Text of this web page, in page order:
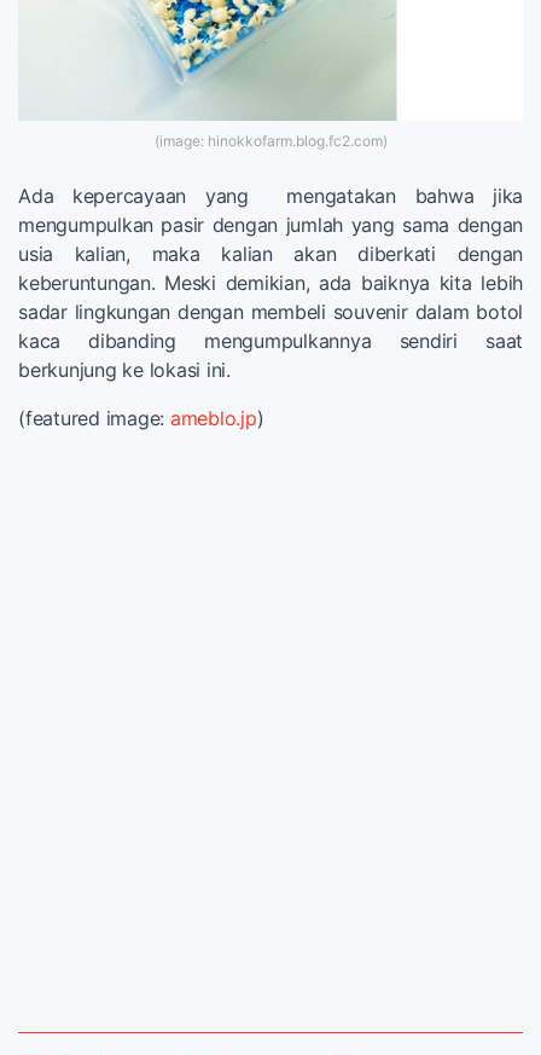
(image: hinokkofarm.blog.fc2.com)
Ada kepercayaan yang mengatakan bahwa jika
mengumpulkan pasir dengan jumlah yang sama dengan
usia kalian, maka kalian akan diberkati dengan
keberuntungan. Meski demikian, ada baiknya kita lebih
sadar lingkungan dengan membeli souvenir dalam botol
kaca dibanding mengumpulkannya sendiri saat
berkunjung ke lokasi ini.
(featured image: ameblo.jp)